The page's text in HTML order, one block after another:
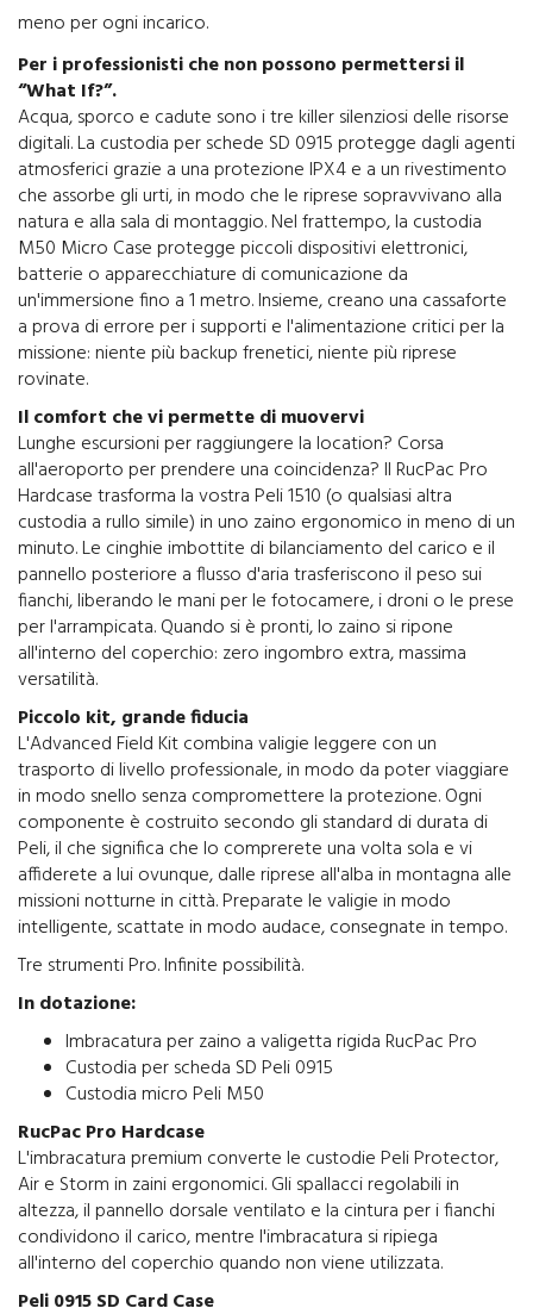
meno per ogni incarico.
Per i professionisti che non possono permettersi il
“What If?”.
Acqua, sporco e cadute sono i tre killer silenziosi delle risorse
digitali. La custodia per schede SD 0915 protegge dagli agenti
atmosferici grazie a una protezione IPX4 e a un rivestimento
che assorbe gli urti, in modo che le riprese sopravvivano alla
natura e alla sala di montaggio. Nel frattempo, la custodia
M50 Micro Case protegge piccoli dispositivi elettronici,
batterie o apparecchiature di comunicazione da
un'immersione fino a 1 metro. Insieme, creano una cassaforte
a prova di errore per i supporti e l'alimentazione critici per la
missione: niente più backup frenetici, niente più riprese
rovinate.
Il comfort che vi permette di muovervi
Lunghe escursioni per raggiungere la location? Corsa
all'aeroporto per prendere una coincidenza? Il RucPac Pro
Hardcase trasforma la vostra Peli 1510 (o qualsiasi altra
custodia a rullo simile) in uno zaino ergonomico in meno di un
minuto. Le cinghie imbottite di bilanciamento del carico e il
pannello posteriore a flusso d'aria trasferiscono il peso sui
fianchi, liberando le mani per le fotocamere, i droni o le prese
per l'arrampicata. Quando si è pronti, lo zaino si ripone
all'interno del coperchio: zero ingombro extra, massima
versatilità.
Piccolo kit, grande fiducia
L'Advanced Field Kit combina valigie leggere con un
trasporto di livello professionale, in modo da poter viaggiare
in modo snello senza compromettere la protezione. Ogni
componente è costruito secondo gli standard di durata di
Peli, il che significa che lo comprerete una volta sola e vi
affiderete a lui ovunque, dalle riprese all'alba in montagna alle
missioni notturne in città. Preparate le valigie in modo
intelligente, scattate in modo audace, consegnate in tempo.
Tre strumenti Pro. Infinite possibilità.
In dotazione:
Imbracatura per zaino a valigetta rigida RucPac Pro
Custodia per scheda SD Peli 0915
Custodia micro Peli M50
RucPac Pro Hardcase
L'imbracatura premium converte le custodie Peli Protector,
Air e Storm in zaini ergonomici. Gli spallacci regolabili in
altezza, il pannello dorsale ventilato e la cintura per i fianchi
condividono il carico, mentre l'imbracatura si ripiega
all'interno del coperchio quando non viene utilizzata.